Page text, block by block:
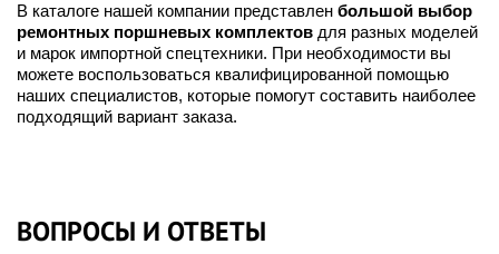
В каталоге нашей компании представлен большой выбор
ремонтных поршневых комплектов для разных моделей
и марок импортной спецтехники. При необходимости вы
можете воспользоваться квалифицированной помощью
наших специалистов, которые помогут составить наиболее
подходящий вариант заказа.
ВОПРОСЫ И ОТВЕТЫ